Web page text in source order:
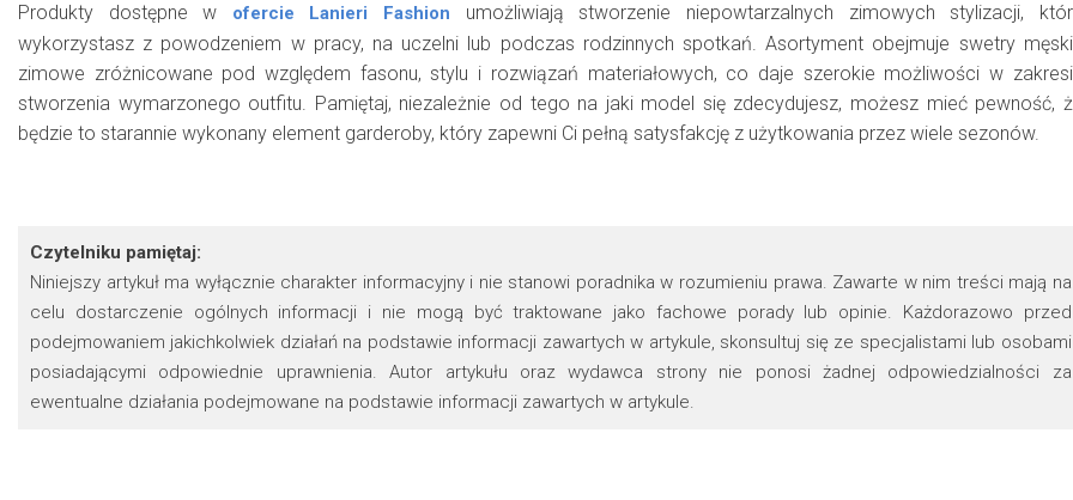
Produkty dostępne w ofercie Lanieri Fashion umożliwiają stworzenie niepowtarzalnych zimowych stylizacji,
wykorzystasz z powodzeniem w pracy, na uczelni lub podczas rodzinnych spotkań. Asortyment obejmuje swetry
zimowe zróżnicowane pod względem fasonu, stylu i rozwiązań materiałowych, co daje szerokie możliwości w
stworzenia wymarzonego outfitu. Pamiętaj, niezależnie od tego na jaki model się zdecydujesz, możesz mieć pewność,
będzie to starannie wykonany element garderoby, który zapewni Ci pełną satysfakcję z użytkowania przez wiele sezonów.
Czytelniku pamiętaj:
Niniejszy artykuł ma wyłącznie charakter informacyjny i nie stanowi poradnika w rozumieniu prawa. Zawarte w nim treści mają na
celu dostarczenie ogólnych informacji i nie mogą być traktowane jako fachowe porady lub opinie. Każdorazowo przed
podejmowaniem jakichkolwiek działań na podstawie informacji zawartych w artykule, skonsultuj się ze specjalistami lub osobami
posiadającymi odpowiednie uprawnienia. Autor artykułu oraz wydawca strony nie ponosi żadnej odpowiedzialności za
ewentualne działania podejmowane na podstawie informacji zawartych w artykule.